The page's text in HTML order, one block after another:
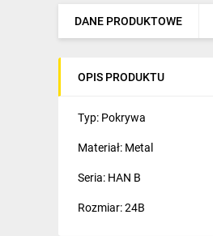
Elektronarzędzia i mierniki
Napędy elektryczne
Pneumatyka
Dom i ogród
Klimatyzacja
DANE PRODUKTOWE
OPIS PRODUKTU
Typ: Pokrywa
Materiał: Metal
Seria: HAN B
Rozmiar: 24B